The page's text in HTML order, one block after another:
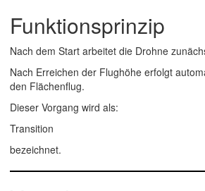
Funktionsprinzip
Nach dem Start arbeitet die Drohne
Nach Erreichen der Flughöhe erfolgt
den Flächenflug.
Dieser Vorgang wird als:
Transition
bezeichnet.